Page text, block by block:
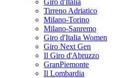
Giro d'Italia
Tirreno Adriatico
Milano-Torino
Milano-Sanremo
Giro d'Italia Women
Giro Next Gen
Il Giro d'Abruzzo
GranPiemonte
Il Lombardia